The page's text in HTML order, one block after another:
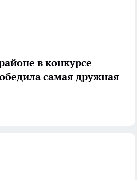
в конкурсе
самая дружная